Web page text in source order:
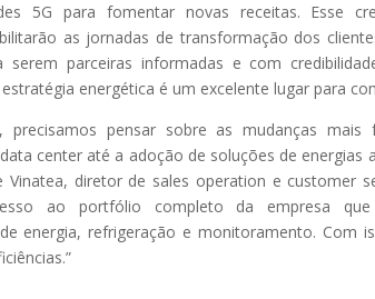
5G para fomentar novas receitas. Esse
as jornadas de transformação dos
serem parceiras informadas e com
energética é um excelente lugar para
precisamos pensar sobre as mudanças mais
center até a adoção de soluções de energias
diretor de sales operation e customer
ao portfólio completo da empresa que
energia, refrigeração e monitoramento. Com